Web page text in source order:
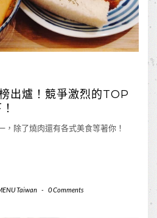
出爐！競爭激烈的TOP
，除了燒肉還有各式美食等著你！
Taiwan - 0 Comments